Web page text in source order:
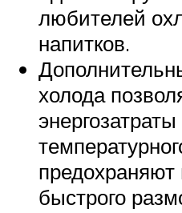
любителей
напитков.
холода
предохраняют
быстрого